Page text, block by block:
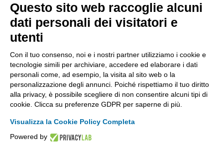
Codice Fiscale: 80021750163 | PEC:
info@pec.confindustriabergamo.it
CONFINDUSTRIA BERGAMO
ASSISTENZA & PRIVACY
Questo sito web raccoglie alcuni
dati personali dei visitatori e
utenti
Con il tuo consenso, noi e i nostri partner utilizziamo i cookie e
tecnologie simili per archiviare, accedere ed elaborare i dati
personali come, ad esempio, la visita al sito web o la
personalizzazione degli annunci. Poiché rispettiamo il tuo diritto
alla privacy, è possibile scegliere di non consentire alcuni tipi di
cookie. Clicca su preferenze GDPR per saperne di più.
Visualizza la Cookie Policy Completa
Powered by